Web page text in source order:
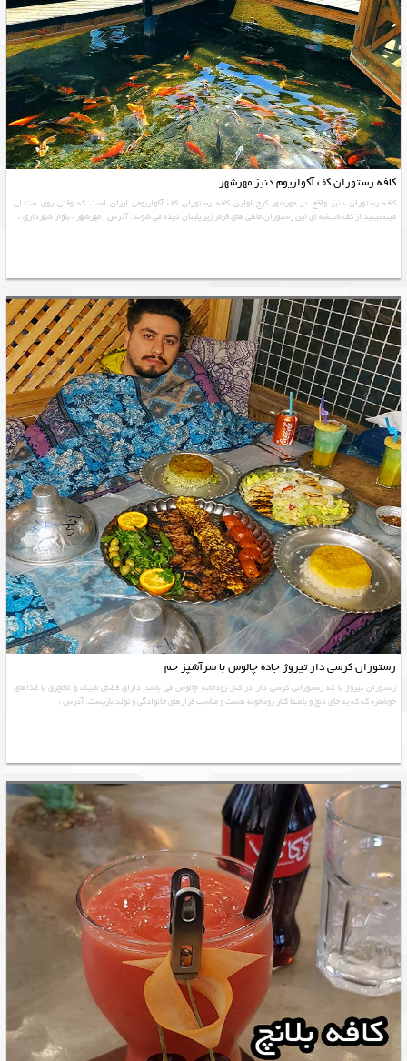
کافه رستوران کف آکواریوم دنیز مهرشهر
کافه رستوران دنیز واقع در مهرشهر کرج اولین کافه رستوران کف آکواریومی ایران است که وقتی روی صندلی
مینشینید از کف شیشه ای این رستوران ماهی های قرمز زیر پایتان دیده می شوند. آدرس : مهرشهر ، بلوار شهرداری ،
رستوران کرسی دار تیروژ جاده چالوس با سرآشپز حم
رستوران تیروژ با که رستورانی کرسی دار در کنار رودخانه چالوس می باشد دارای فضای شیک و لاکچری با غذاهای
خوشمزه که که یه جای دنج و باصفا کنار رودخونه هست و مناسب قرارهای خانوادگی و تولد بازیست. آدرس :